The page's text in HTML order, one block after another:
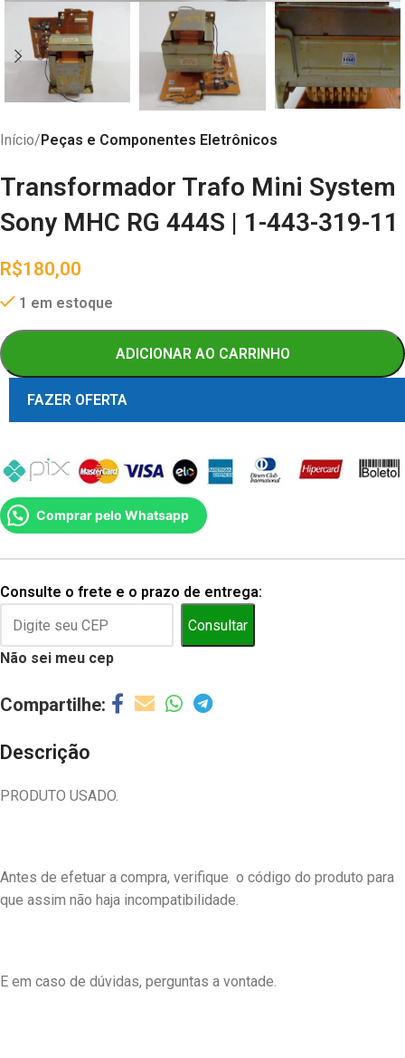
Início Peças e Componentes Eletrônicos
Transformador Trafo Mini System
Sony MHC RG 444S | 1-443-319-11
R$180,00
1 em estoque
ADICIONAR AO CARRINHO
FAZER OFERTA
Comprar pelo Whatsapp
Consulte o frete e o prazo de entrega:
Consultar
Não sei meu cep
Descrição
PRODUTO USADO.
Antes de efetuar a compra, verifique o código do produto para
que assim não haja incompatibilidade.
E em caso de dúvidas, perguntas a vontade.